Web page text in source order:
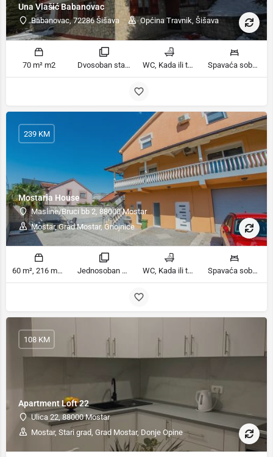
Una Vlašić Babanovac
Babanovac, 72286 Šišava Općina Travnik, Šišava
70 m² m2 Dvosoban stan sa pogledom na planinu, Trosoban stan sa pogledom na planinu sobe WC, Kada ili tuš kupatila Spavaća soba 1: 1 krevet za jednu osobu | Spavaća soba 2: 1 krevet na kat | Dnevni boravak: 1 kauč na razvlačenje | Spavaća soba 2: 2 kreveta na kat | Spavaća soba 3: 2 francuska bračna kreveta ležaja
Mostaria House
Masline/Bruci bb 2, 88000 Mostar
Mostar, Grad Mostar, Gnojnice
239 KM
60 m², 216 m² m2 Jednosoban stan sa vrtom, Apartman sa 4 sobe sobe WC, Kada ili tuš kupatila Spavaća soba 1: 1 veliki bračni krevet | Dnevni boravak: 1 kauč na razvlačenje | Spavaća soba 1: 1 bračni krevet | Spavaća soba 2: 1 bračni krevet | Spavaća soba 3: 1 bračni krevet | Spavaća soba 4: 1 krevet za jednu osobu ležaja
Apartment Loft 22
Ulica 22, 88000 Mostar
Mostar, Stari grad, Grad Mostar, Donje Opine
108 KM